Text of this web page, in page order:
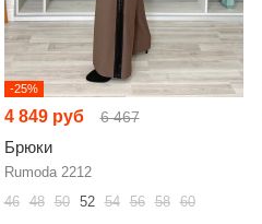
-25%
4 849 руб 6 467
Брюки
Rumoda 2212
46 48 50 52 54 56 58 60